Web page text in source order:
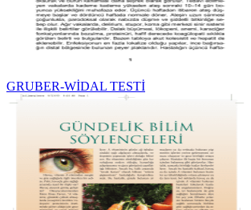
GRUBER-WİDAL TESTİ